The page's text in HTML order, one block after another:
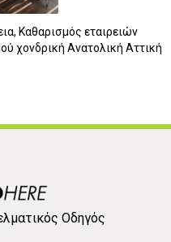
Καθαρισμός εταιρειών
χονδρική Ανατολική Αττική
Οδηγός